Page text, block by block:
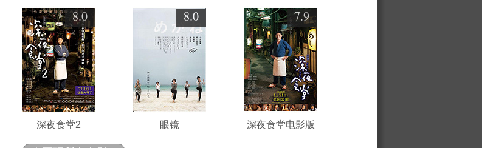
8.0
深夜食堂2
8.0
眼镜
7.9
深夜食堂电影版